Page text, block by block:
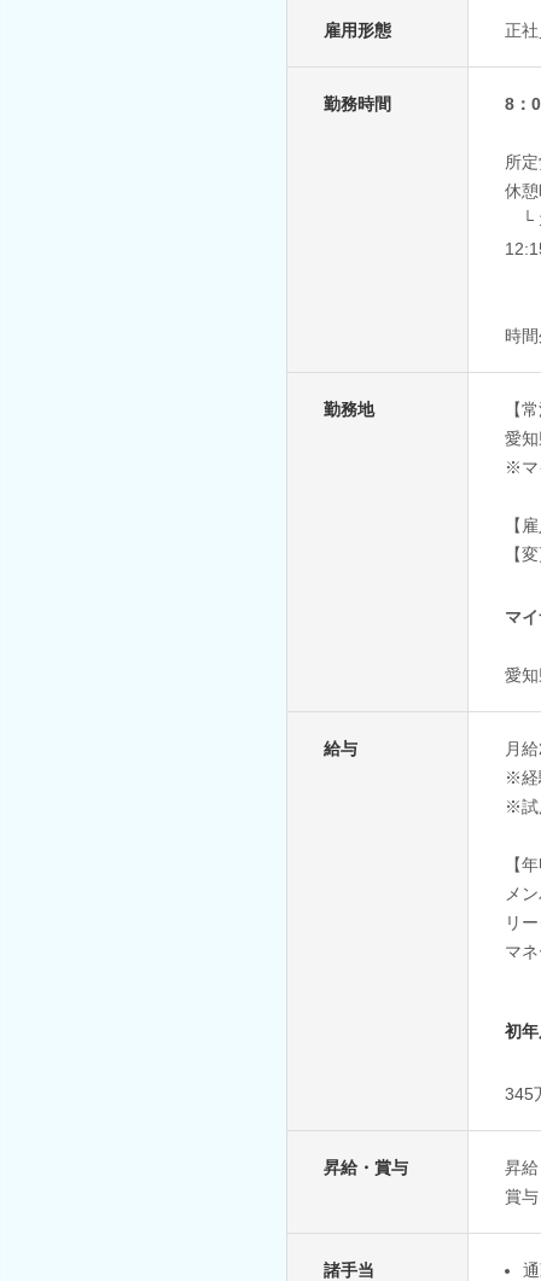
雇用形態 正
勤務時間 8：
所
休
└
時
勤務地
【
愛
※マ
【
【
マ
愛
給与
月
※経
※試
【
メ
リ
マ
初
345
昇給・賞与
昇
賞
諸手当